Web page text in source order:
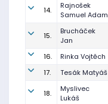
14.
Rajnošek
Samuel Adam
15.
Brucháček
Jan
16. Rinka Vojtěch
17.
Tesák Matyáš
18.
Myslivec
Lukáš